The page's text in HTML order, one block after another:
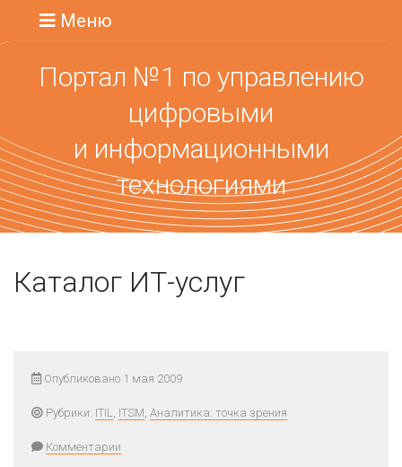
Меню
Портал №1 по управлению
цифровыми
и информационными
технологиями
Каталог ИТ-услуг
Опубликовано 1 мая 2009
Рубрики: ITIL, ITSM, Аналитика: точка зрения
Комментарии